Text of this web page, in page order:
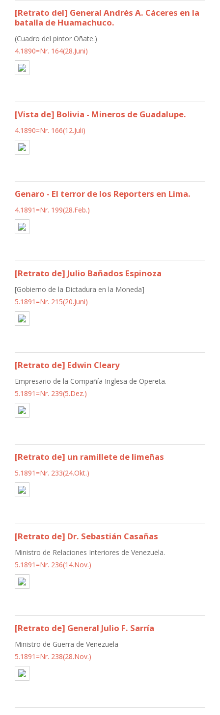
[Retrato del] General Andrés A. Cáceres en la
batalla de Huamachuco.
(Cuadro del pintor Oñate.)
4.1890=Nr. 164(28.Juni)
[Vista de] Bolivia - Mineros de Guadalupe.
4.1890=Nr. 166(12.Juli)
Genaro - El terror de los Reporters en Lima.
4.1891=Nr. 199(28.Feb.)
[Retrato de] Julio Bañados Espinoza
[Gobierno de la Dictadura en la Moneda]
5.1891=Nr. 215(20.Juni)
[Retrato de] Edwin Cleary
Empresario de la Compañía Inglesa de Opereta.
5.1891=Nr. 239(5.Dez.)
[Retrato de] un ramillete de limeñas
5.1891=Nr. 233(24.Okt.)
[Retrato de] Dr. Sebastián Casañas
Ministro de Relaciones Interiores de Venezuela.
5.1891=Nr. 236(14.Nov.)
[Retrato de] General Julio F. Sarría
Ministro de Guerra de Venezuela
5.1891=Nr. 238(28.Nov.)